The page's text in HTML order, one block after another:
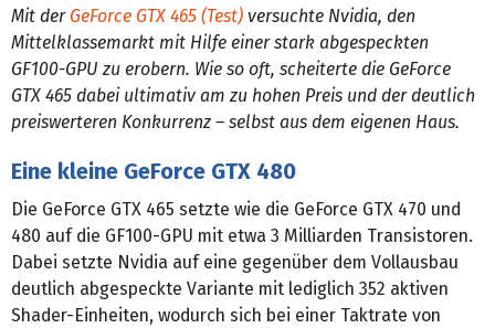
Mit der GeForce GTX 465 (Test) versuchte Nvidia, den
Mittelklassemarkt mit Hilfe einer stark abgespeckten
GF100-GPU zu erobern. Wie so oft, scheiterte die GeForce
GTX 465 dabei ultimativ am zu hohen Preis und der deutlich
preiswerteren Konkurrenz – selbst aus dem eigenen Haus.
Eine kleine GeForce GTX 480
Die GeForce GTX 465 setzte wie die GeForce GTX 470 und
480 auf die GF100-GPU mit etwa 3 Milliarden Transistoren.
Dabei setzte Nvidia auf eine gegenüber dem Vollausbau
deutlich abgespeckte Variante mit lediglich 352 aktiven
Shader-Einheiten, wodurch sich bei einer Taktrate von